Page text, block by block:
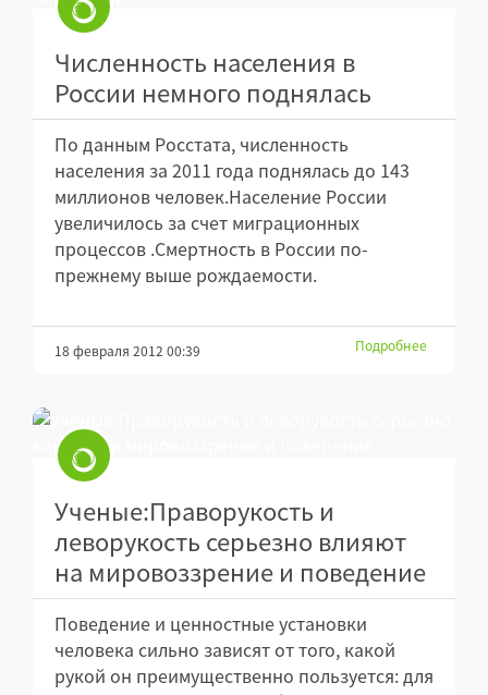
Численность населения в
России немного поднялась
По данным Росстата, численность
населения за 2011 года поднялась до 143
миллионов человек.Население России
увеличилось за счет миграционных
процессов .Смертность в России по-
прежнему выше рождаемости.
18 февраля 2012 00:39 Подробнее
Ученые:Праворукость и
леворукость серьезно влияют
на мировоззрение и поведение
Поведение и ценностные установки
человека сильно зависят от того, какой
рукой он преимущественно пользуется: для